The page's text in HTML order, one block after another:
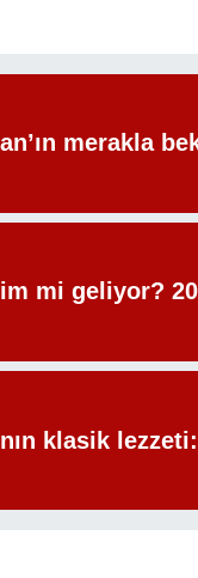
merakla
mi geliyor?
klasik